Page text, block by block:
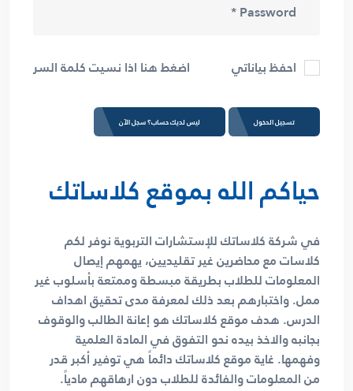
احفظ بياناتي اضغط هنا اذا نسيت كلمة السر
تسجيل الدخول ليس لديك حساب؟ سجل الآن
حياكم الله بموقع كلاساتك
في شركة كلاساتك للإستشارات التربوية نوفر لكم
كلاسات مع محاضرين غير تقليديين، يهمهم إيصال
المعلومات للطلاب بطريقة مبسطة وممتعة بأسلوب غير
ممل. واختبارهم بعد ذلك لمعرفة مدى تحقيق اهداف
الدرس. هدف موقع كلاساتك هو إعانة الطالب والوقوف
بجانبه والاخذ بيده نحو التفوق في المادة العلمية
وفهمها. غاية موقع كلاساتك دائماً هي توفير أكبر قدر
من المعلومات والفائدة للطلاب دون ارهاقهم مادياً.